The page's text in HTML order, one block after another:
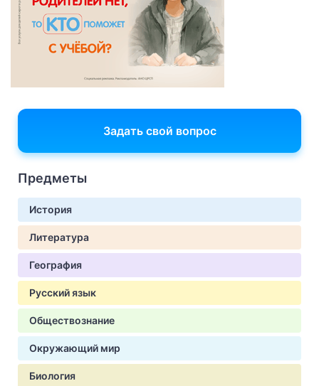
Задать свой вопрос
Предметы
История
Литература
География
Русский язык
Обществознание
Окружающий мир
Биология